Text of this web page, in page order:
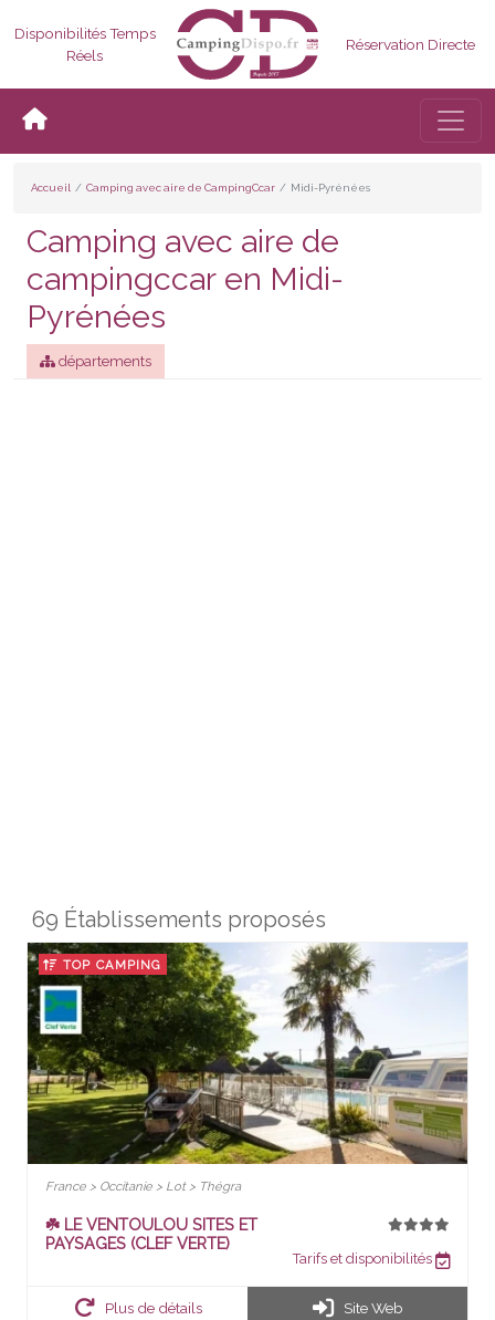
Disponibilités Temps
Réels
Réservation Directe
Accueil Camping avec aire de CampingCcar Midi-Pyrénées
Camping avec aire de
campingccar en Midi-
Pyrénées
départements
69 Établissements proposés
TOP CAMPING
France > Occitanie > Lot > Thégra
☘️ LE VENTOULOU SITES ET
PAYSAGES (CLEF VERTE)
Tarifs et disponibilités
Plus de détails Site Web